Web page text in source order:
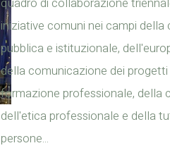
iniziative comuni nei campi
pubblica e istituzionale,
della comunicazione dei progetti
formazione professionale, della
dell'etica professionale e della
persone...